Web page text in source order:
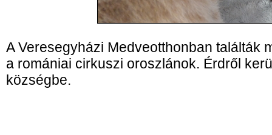
A Veresegyházi Medveotthonban találták
a romániai cirkuszi oroszlánok. Érdről
községbe.